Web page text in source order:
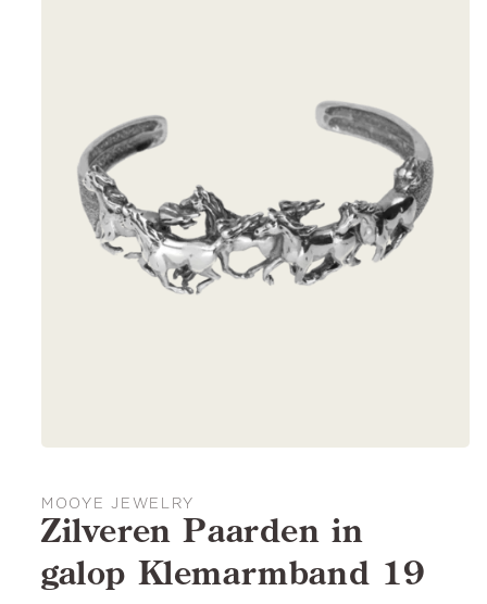
MOOYE JEWELRY
Zilveren Paarden in
galop Klemarmband 19